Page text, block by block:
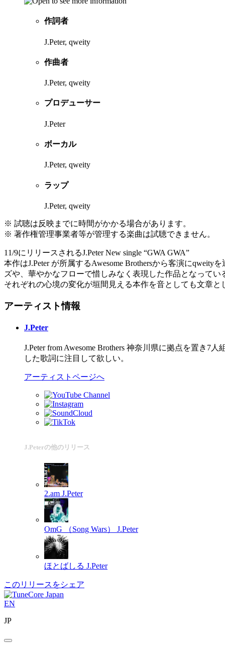
作詞者
J.Peter, qweity
作曲者
J.Peter, qweity
プロデューサー
J.Peter
ボーカル
J.Peter, qweity
ラップ
J.Peter, qweity
※ 試聴は反映までに時間がかかる場合があります。
※ 著作権管理事業者等が管理する楽曲は試聴できません。
11/9にリリースされるJ.Peter New single “GWA GWA”
本作はJ.Peter が所属するAwesome Brothersから客演に
ズや、華やかなフローで惜しみなく表現した作品となってい
それぞれの心境の変化が垣間見える本作を音としても文章と
アーティスト情報
J.Peter
J.Peter from Awesome Brothers 神奈川県に拠点を置き
した歌詞に注目して欲しい。
アーティストページへ
J.Peterの他のリリース
2.am J.Peter
OmG （Song Wars） J.Peter
ほとばしる J.Peter
このリリースをシェア
EN
JP